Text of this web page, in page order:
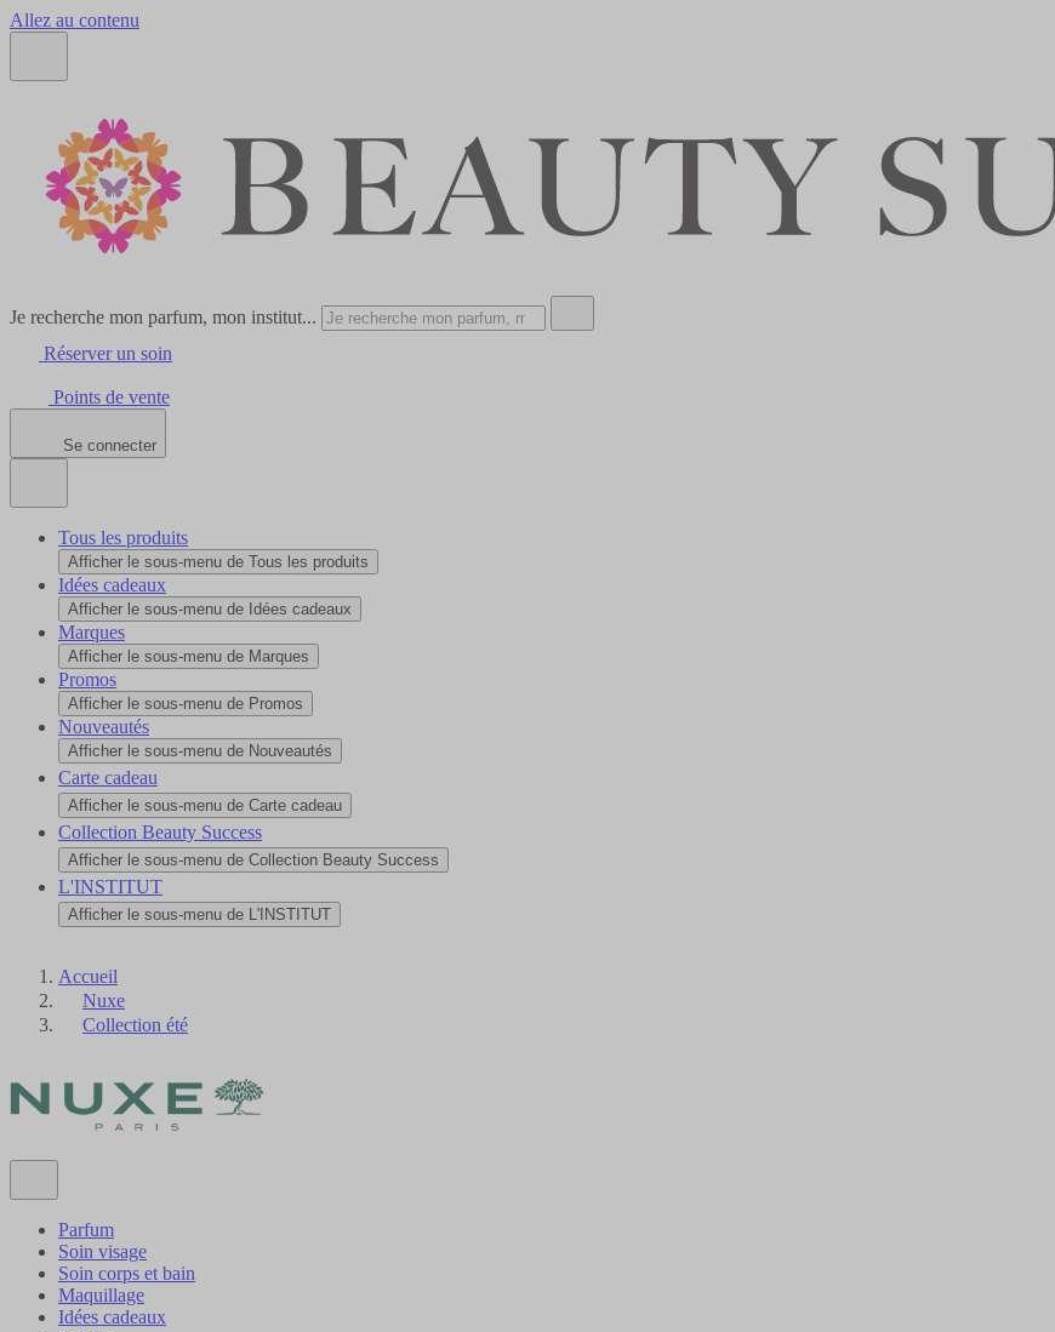
Allez au contenu
Je recherche mon parfum, mon institut...
Réserver un soin
Points de vente
Se connecter
Tous les produits
Afficher le sous-menu de Tous les produits
Idées cadeaux
Afficher le sous-menu de Idées cadeaux
Marques
Afficher le sous-menu de Marques
Promos
Afficher le sous-menu de Promos
Nouveautés
Afficher le sous-menu de Nouveautés
Carte cadeau
Afficher le sous-menu de Carte cadeau
Collection Beauty Success
Afficher le sous-menu de Collection Beauty Success
L'INSTITUT
Afficher le sous-menu de L'INSTITUT
Accueil
Nuxe
Collection été
Parfum
Soin visage
Soin corps et bain
Maquillage
Idées cadeaux